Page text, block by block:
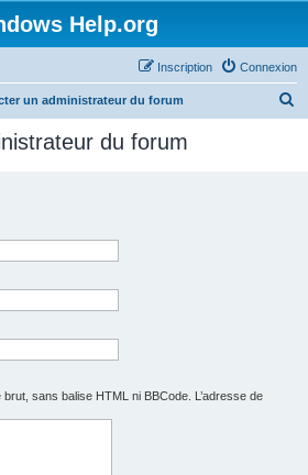
Help.org
Connexion
Inscription
un administrateur du forum
du forum
sans balise HTML ni BBCode. L’adresse de